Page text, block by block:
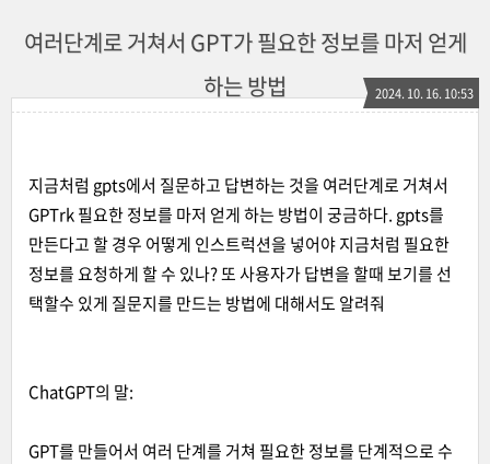
여러단계로 거쳐서 GPT가 필요한 정보를 마저 얻게
하는 방법
2024. 10. 16. 10:53
지금처럼 gpts에서 질문하고 답변하는 것을 여러단계로 거쳐서
GPTrk 필요한 정보를 마저 얻게 하는 방법이 궁금하다. gpts를
만든다고 할 경우 어떻게 인스트럭션을 넣어야 지금처럼 필요한
정보를 요청하게 할 수 있나? 또 사용자가 답변을 할때 보기를 선
택할수 있게 질문지를 만드는 방법에 대해서도 알려줘
ChatGPT의 말:
GPT를 만들어서 여러 단계를 거쳐 필요한 정보를 단계적으로 수